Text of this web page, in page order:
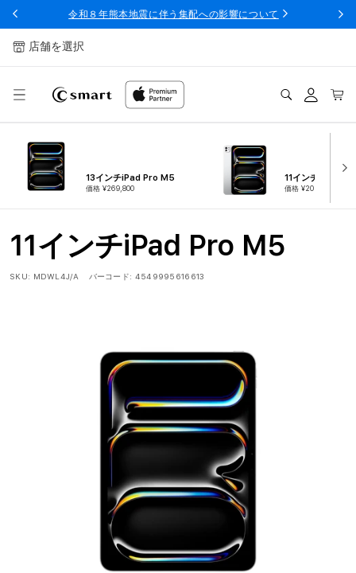
プ
令和８年熊本地震に伴う集配への影響について
店舗を選択
イン
ト
13インチiPad Pro M5
価格 ¥269,800
11インチiPad
価格 ¥209,800
11インチiPad Pro M5
SKU: MDWL4J/A バーコード: 4549995616613